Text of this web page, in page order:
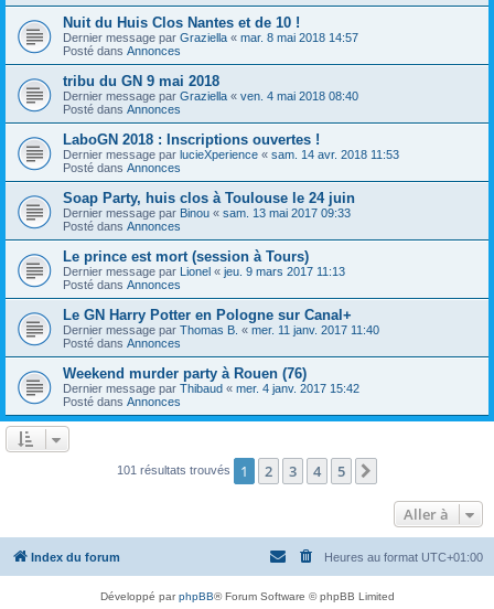
Nuit du Huis Clos Nantes et de 10 !
Dernier message par Graziella « mar. 8 mai 2018 14:57
Posté dans Annonces
tribu du GN 9 mai 2018
Dernier message par Graziella « ven. 4 mai 2018 08:40
Posté dans Annonces
LaboGN 2018 : Inscriptions ouvertes !
Dernier message par lucieXperience « sam. 14 avr. 2018 11:53
Posté dans Annonces
Soap Party, huis clos à Toulouse le 24 juin
Dernier message par Binou « sam. 13 mai 2017 09:33
Posté dans Annonces
Le prince est mort (session à Tours)
Dernier message par Lionel « jeu. 9 mars 2017 11:13
Posté dans Annonces
Le GN Harry Potter en Pologne sur Canal+
Dernier message par Thomas B. « mer. 11 janv. 2017 11:40
Posté dans Annonces
Weekend murder party à Rouen (76)
Dernier message par Thibaud « mer. 4 janv. 2017 15:42
Posté dans Annonces
101 résultats trouvés 1 2 3 4 5
Aller à
Index du forum Heures au format UTC+01:00
Développé parphpBB® Forum Software © phpBB Limited